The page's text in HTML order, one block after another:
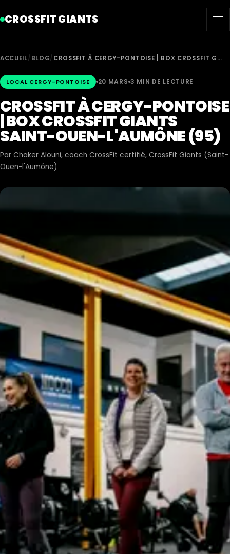
CROSSFIT GIANTS
ACCUEIL/ BLOG/ CROSSFIT À CERGY-PONTOISE | BOX CROSSFIT G…
LOCAL CERGY-PONTOISE 20 MARS 3 MIN DE LECTURE
CROSSFIT À CERGY-PONTOISE
| BOX CROSSFIT GIANTS
SAINT-OUEN-L'AUMÔNE (95)
Par Chaker Alouni, coach CrossFit certifié, CrossFit Giants (Saint-
Ouen-l'Aumône)